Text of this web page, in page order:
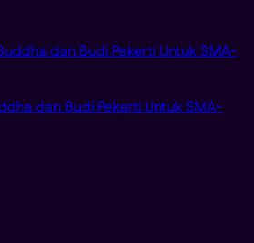
dan Budi Pekerti Untuk SMA-